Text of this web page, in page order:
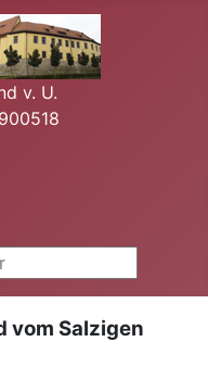
v. U.
vom Salzigen